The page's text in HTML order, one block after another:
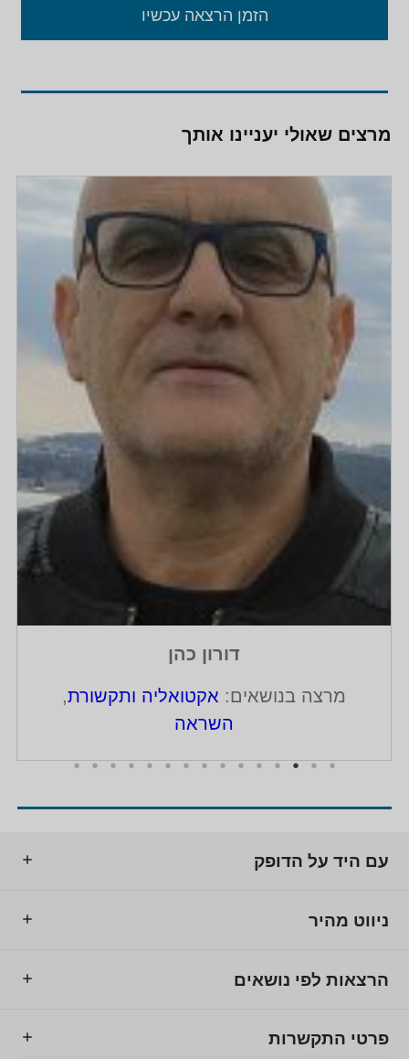
הזמן הרצאה עכשיו
מרצים שאולי יעניינו אותך
דורון כהן
מרצה בנושאים: אקטואליה ותקשורת,
השראה
עם היד על הדופק
ניווט מהיר
הרצאות לפי נושאים
פרטי התקשרות